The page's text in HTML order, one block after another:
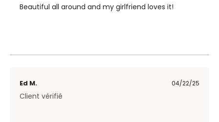
Beautiful all around and my girlfriend loves it!
Ed M. 04/22/25
Client vérifié